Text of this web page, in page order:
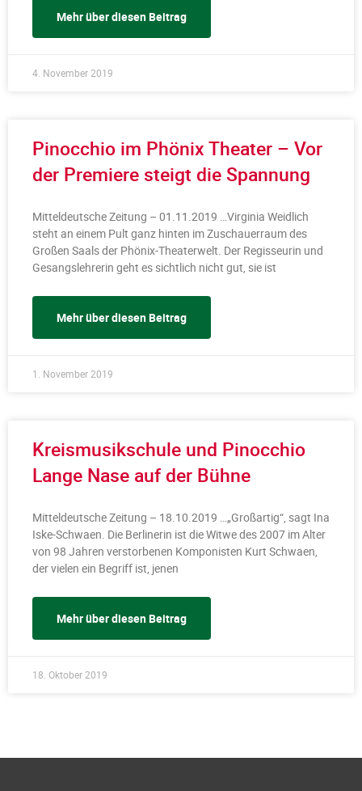
Mehr über diesen Beitrag
4. November 2019
Pinocchio im Phönix Theater – Vor
der Premiere steigt die Spannung
Mitteldeutsche Zeitung – 01.11.2019 …Virginia Weidlich
steht an einem Pult ganz hinten im Zuschauerraum des
Großen Saals der Phönix-Theaterwelt. Der Regisseurin und
Gesangslehrerin geht es sichtlich nicht gut, sie ist
Mehr über diesen Beitrag
1. November 2019
Kreismusikschule und Pinocchio
Lange Nase auf der Bühne
Mitteldeutsche Zeitung – 18.10.2019 …„Großartig“, sagt Ina
Iske-Schwaen. Die Berlinerin ist die Witwe des 2007 im Alter
von 98 Jahren verstorbenen Komponisten Kurt Schwaen,
der vielen ein Begriff ist, jenen
Mehr über diesen Beitrag
18. Oktober 2019